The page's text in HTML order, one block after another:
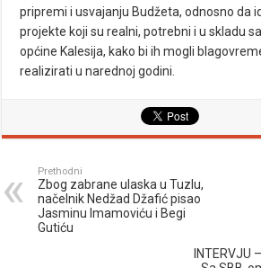
pripremi i usvajanju Budžeta, odnosno da
projekte koji su realni, potrebni i u skladu
općine Kalesija, kako bi ih mogli
realizirati u narednoj godini.
Prethodni
Zbog zabrane ulaska u Tuzlu,
načelnik Nedžad Džafić pisao
Jasminu Imamoviću i Begi
Gutiću
INTERVJU